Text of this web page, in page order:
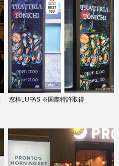
窓枠LUFAS ※国際特許取得